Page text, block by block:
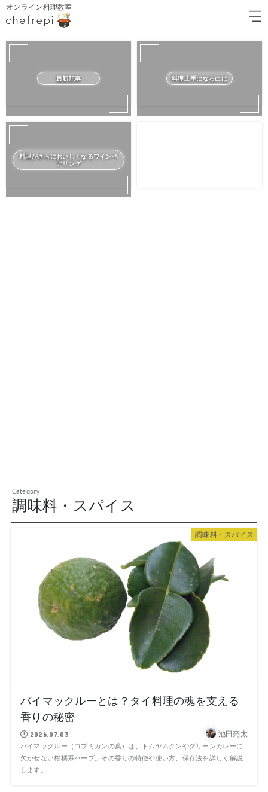
オンライン料理教室
最新記事 料理上手になるには
料理がさらにおいしくなるワインペ
アリング
調味料・スパイス
調味料・スパイス
バイマックルーとは？タイ料理の魂を支える
香りの秘密
2026.07.03 池田亮太
バイマックルー（コブミカンの葉）は、トムヤムクンやグリーンカレーに
欠かせない柑橘系ハーブ。その香りの特徴や使い方、保存法を詳しく解説
します。